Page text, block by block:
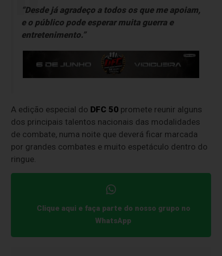
“Desde já agradeço a todos os que me apoiam,
e o público pode esperar muita guerra e
entretenimento.”
A edição especial do DFC 50 promete reunir alguns
dos principais talentos nacionais das modalidades
de combate, numa noite que deverá ficar marcada
por grandes combates e muito espetáculo dentro do
ringue.
Clique aqui e faça parte do nosso grupo no
WhatsApp